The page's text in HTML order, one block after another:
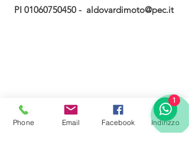
PI 01060750450 - aldovardimoto@pec.it
Phone Email Facebook Indirizzo
1